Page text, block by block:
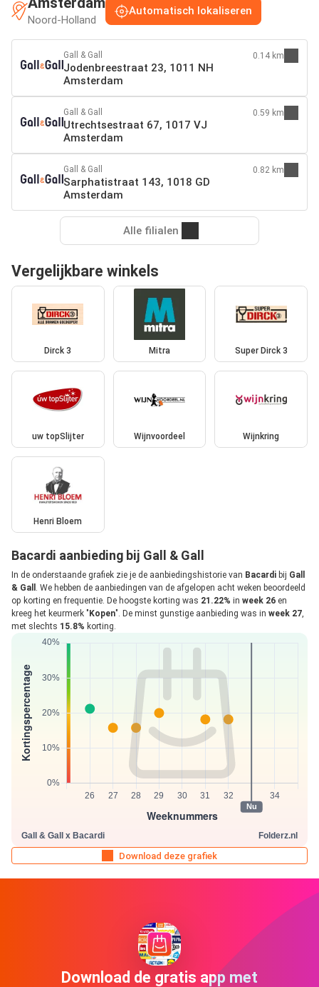
Noord-Holland
Automatisch lokaliseren
Gall & Gall
Jodenbreestraat 23, 1011 NH
Amsterdam
0.14 km
Gall & Gall
Utrechtsestraat 67, 1017 VJ
Amsterdam
0.59 km
Gall & Gall
Sarphatistraat 143, 1018 GD
Amsterdam
0.82 km
Alle filialen
Vergelijkbare winkels
Dirck 3 Mitra Super Dirck 3
uw topSlijter Wijnvoordeel Wijnkring
Henri Bloem
Bacardi aanbieding bij Gall & Gall
In de onderstaande grafiek zie je de aanbiedingshistorie van Bacardi bij Gall
& Gall . We hebben de aanbiedingen van de afgelopen acht weken beoordeeld
op korting en frequentie. De hoogste korting was 21.22% in week 26 en
kreeg het keurmerk " Kopen". De minst gunstige aanbieding was in week 27,
met slechts 15.8% korting.
Download deze grafiek
Download de gratis app met